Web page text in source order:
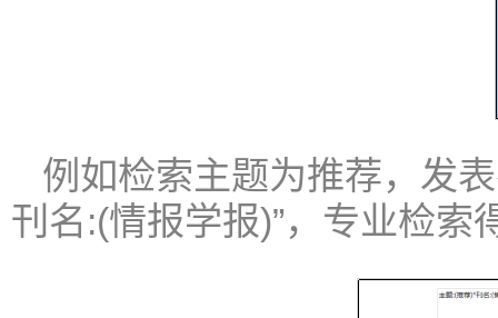
例如检索主题为推荐，发
刊名:(情报学报)”，专业检索